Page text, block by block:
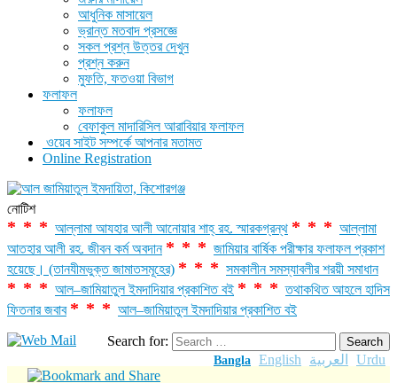
আধুনিক মাসায়েল
ভ্রান্ত মতবাদ প্রসজ্ঞে
সকল প্রশ্ন উত্তর দেখুন
প্রশ্ন করুন
মুফতি, ফতওয়া বিভাগ
ফলাফল
ফলাফল
বেফাকুল মাদারিসিল আরাবিয়ার ফলাফল
ওয়েব সাইট সম্পর্কে আপনার মতামত
Online Registration
নোটিশ
*** আল্লামা আযহার আলী আনোয়ার শাহ্‌ রহ. স্মারকগ্রন্থ *** আল্লামা
আতহার আলী রহ. জীবন কর্ম অবদান *** জামিয়ার বার্ষিক পরীক্ষার ফলাফল প্রকাশ
হয়েছে। (তানযীমভুক্ত জামাতসমূহের) *** সমকালীন সমস্যাবলীর শরয়ী সমাধান
*** আল–জামিয়াতুল ইমদাদিয়ার প্রকাশিত বই ***তথাকথিত আহলে হাদিস
ফিতনার জবাব *** আল–জামিয়াতুল ইমদাদিয়ার প্রকাশিত বই
Search for:
Bangla English العربية Urdu